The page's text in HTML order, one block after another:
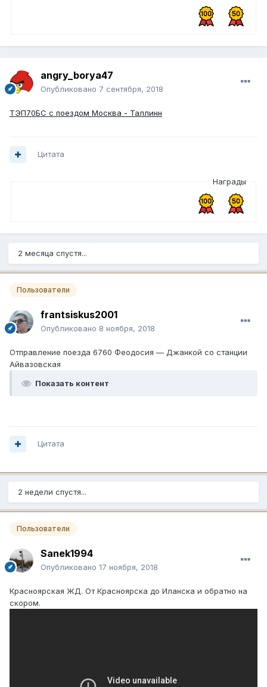
angry_borya47
Опубликовано 7 сентября, 2018
ТЭП70БС с поездом Москва - Таллинн
Цитата
Награды
2 месяца спустя...
Пользователи
frantsiskus2001
Опубликовано 8 ноября, 2018
Отправление поезда 6760 Феодосия — Джанкой со станции
Айвазовская
Показать контент
Цитата
2 недели спустя...
Пользователи
Sanek1994
Опубликовано 17 ноября, 2018
Красноярская ЖД. От Красноярска до Иланска и обратно на
скором.